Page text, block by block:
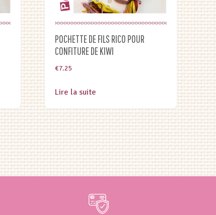
POCHETTE DE FILS RICO POUR
CONFITURE DE KIWI
€7.25
Lire la suite